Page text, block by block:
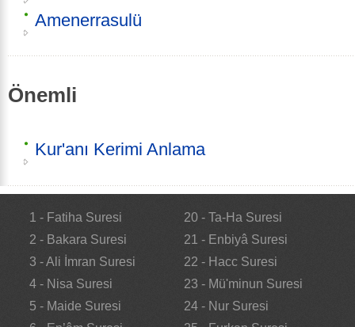
Amenerrasulü
Önemli
Kur'anı Kerimi Anlama
1 - Fatiha Suresi
2 - Bakara Suresi
3 - Ali İmran Suresi
4 - Nisa Suresi
5 - Maide Suresi
20 - Ta-Ha Suresi
21 - Enbiyâ Suresi
22 - Hacc Suresi
23 - Mü'minun Suresi
24 - Nur Suresi